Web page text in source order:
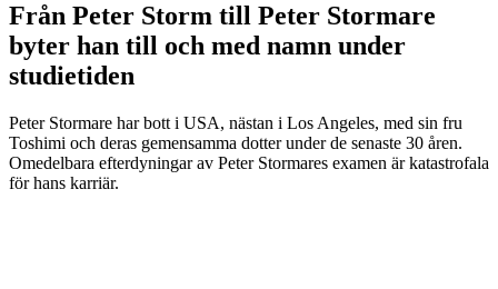
Från Peter Storm till Peter Stormare
byter han till och med namn under
studietiden
Peter Stormare har bott i USA, nästan i Los Angeles, med sin fru
Toshimi och deras gemensamma dotter under de senaste 30 åren.
Omedelbara efterdyningar av Peter Stormares examen är katastrofala
för hans karriär.